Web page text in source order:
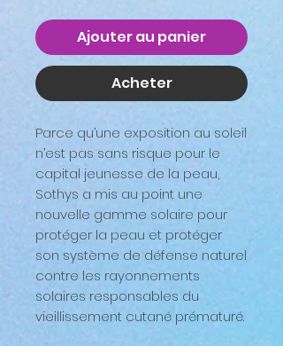
Ajouter au panier
Acheter
Parce qu’une exposition au soleil
n’est pas sans risque pour le
capital jeunesse de la peau,
Sothys a mis au point une
nouvelle gamme solaire pour
protéger la peau et protéger
son système de défense naturel
contre les rayonnements
solaires responsables du
vieillissement cutané prématuré.